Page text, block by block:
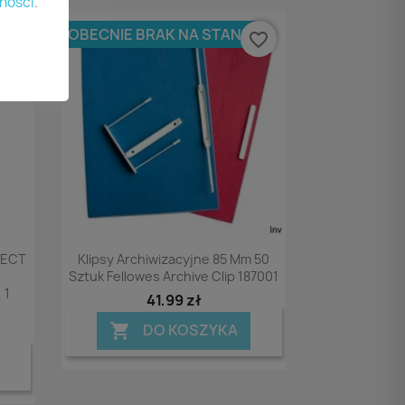
Podgląd
Klipsy Archiwizacyjne 85 Mm 50
Sztuk Fellowes Archive Clip 187001
41,99 zł
 DO KOSZYKA
OBECNIE BRAK NA STANIEfavorite_border